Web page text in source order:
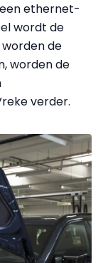
ethernet-
wordt de
de
worden de
verder.